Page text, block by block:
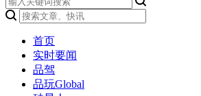
首页
实时要闻
品驾
品玩Global